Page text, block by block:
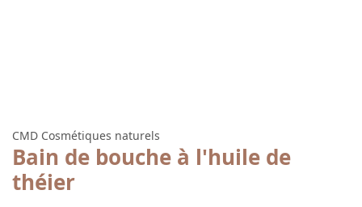
CMD Cosmétiques naturels
Bain de bouche à l'huile de
théier